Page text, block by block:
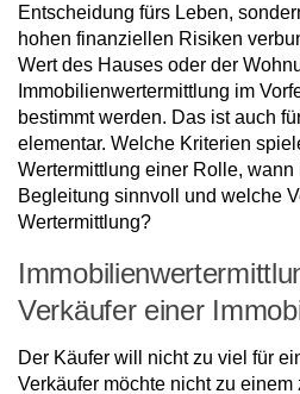
Entscheidung fürs Leben,
hohen finanziellen Risiken
Wert des Hauses oder der
Immobilienwertermittlung im
bestimmt werden. Das ist auch
elementar. Welche Kriterien
Wertermittlung einer Rolle,
Begleitung sinnvoll und welche
Wertermittlung?
Verkäufer einer
Der Käufer will nicht zu viel für
Verkäufer möchte nicht zu